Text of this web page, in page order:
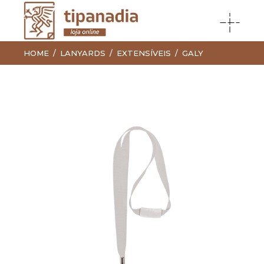
HOME LANYARDS EXTENSÍVEIS GALY